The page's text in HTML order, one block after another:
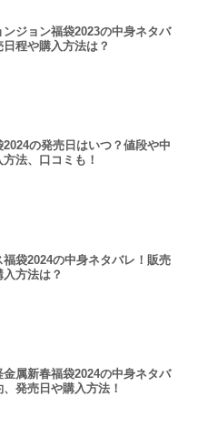
ンジョン福袋2023の中身ネタバ
日程や購入方法は？
2024の発売日はいつ？値段や中
法、口コミも！
福袋2024の中身ネタバレ！販売
入方法は？
金属新春福袋2024の中身ネタバ
、発売日や購入方法！